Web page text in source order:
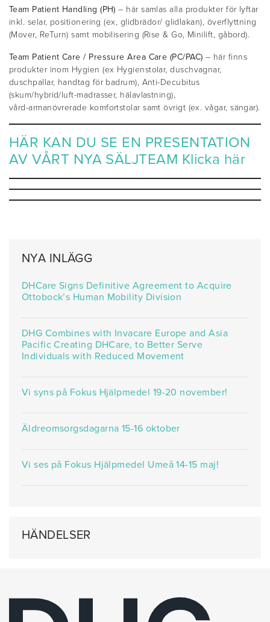
Team Patient Handling (PH)– här samlas alla produkter för lyftar
inkl. selar, positionering (ex, glidbrädor/ glidlakan), överflyttning
(Mover, ReTurn) samt mobilisering (Rise & Go, Minilift, gåbord).
Team Patient Care / Pressure Area Care (PC/PAC) – här finns
produkter inom Hygien (ex Hygienstolar, duschvagnar,
duschpallar, handtag för badrum), Anti-Decubitus
(skum/hybrid/luft-madrasser, hälavlastning),
vård-armanövrerade komfortstolar samt övrigt (ex. vågar, sängar).
HÄR KAN DU SE EN PRESENTATION
AV VÅRT NYA SÄLJTEAM Klicka här
NYA INLÄGG
DHCare Signs Definitive Agreement to Acquire
Ottobock’s Human Mobility Division
DHG Combines with Invacare Europe and Asia
Pacific Creating DHCare, to Better Serve
Individuals with Reduced Movement
Vi syns på Fokus Hjälpmedel 19-20 november!
Äldreomsorgsdagarna 15-16 oktober
Vi ses på Fokus Hjälpmedel Umeå 14-15 maj!
HÄNDELSER